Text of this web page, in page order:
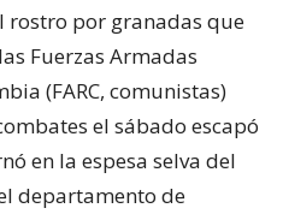
rostro por granadas que
Fuerzas Armadas
(FARC, comunistas)
el sábado escapó
en la espesa selva del
departamento de